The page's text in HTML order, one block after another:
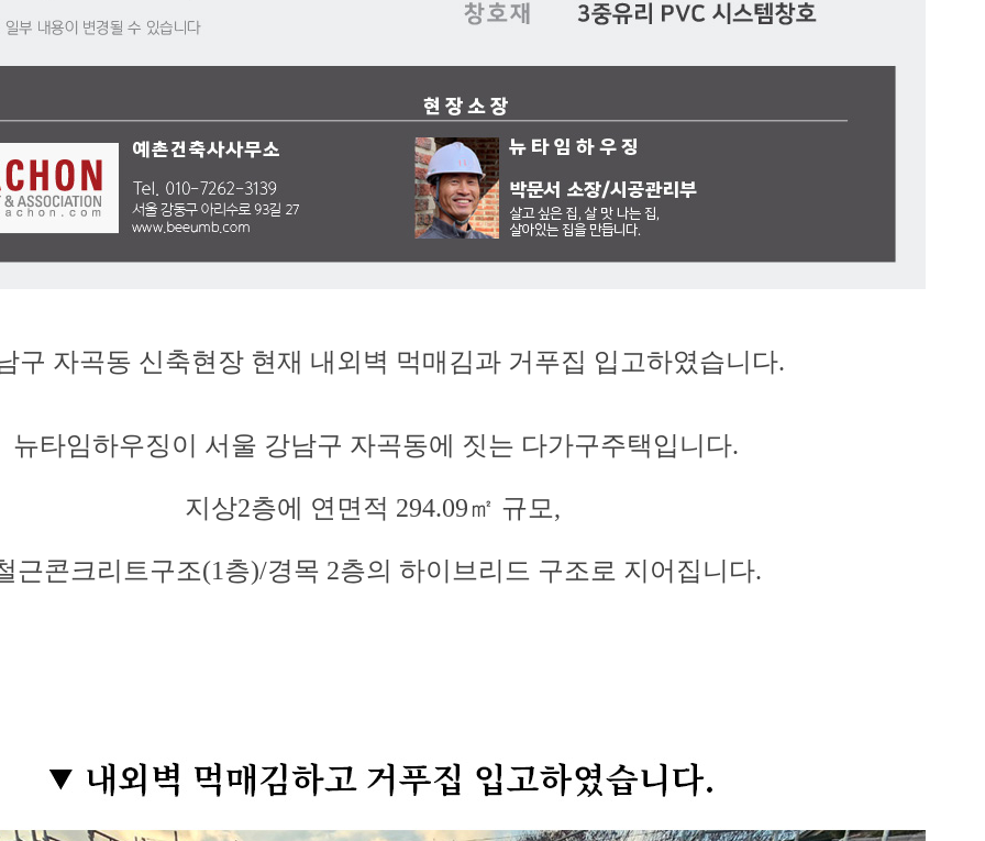
구 자곡동 신축현장 현재 내외벽 먹매김과 거푸집 입고하였습니다.
뉴타임하우징이 서울 강남구 자곡동에 짓는 다가구주택입니다.
지상2층에 연면적 294.09㎡ 규모,
근콘크리트구조(1층)/경목 2층의 하이브리드 구조로 지어집니다.